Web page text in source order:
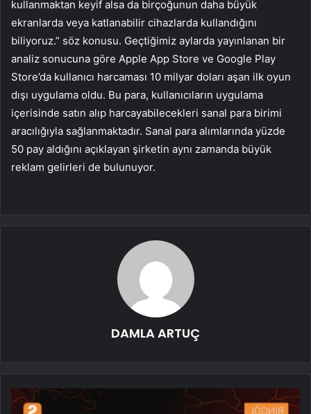
kullanmaktan keyif alsa da birçoğunun daha büyük
ekranlarda veya katlanabilir cihazlarda kullandığını
biliyoruz.” söz konusu. Geçtiğimiz aylarda yayınlanan bir
analiz sonucuna göre Apple App Store ve Google Play
Store’da kullanıcı harcaması 10 milyar doları aşan ilk oyun
dışı uygulama oldu. Bu para, kullanıcıların uygulama
içerisinde satın alıp harcayabilecekleri sanal para birimi
aracılığıyla sağlanmaktadır. Sanal para alımlarında yüzde
50 pay aldığını açıklayan şirketin aynı zamanda büyük
reklam gelirleri de bulunuyor.
DAMLA ARTUÇ